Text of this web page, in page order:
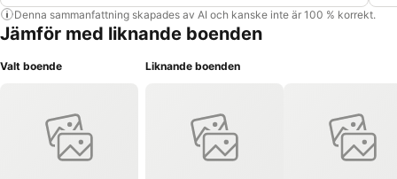
Denna sammanfattning skapades av AI och kanske inte är 100 % korrekt.
Jämför med liknande boenden
Valt boende Liknande boenden